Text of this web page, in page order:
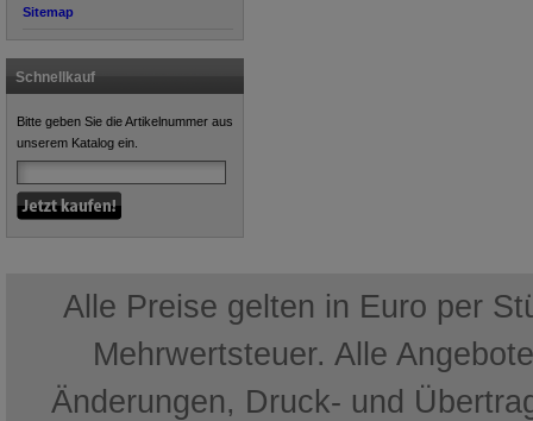
Sitemap
Schnellkauf
Bitte geben Sie die Artikelnummer aus
unserem Katalog ein.
Alle Preise gelten in Euro per
Mehrwertsteuer. Alle
Änderungen, Druck- und